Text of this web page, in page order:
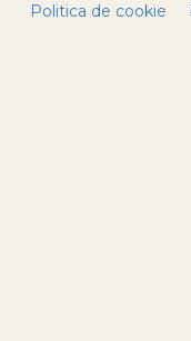
Politica de cookie